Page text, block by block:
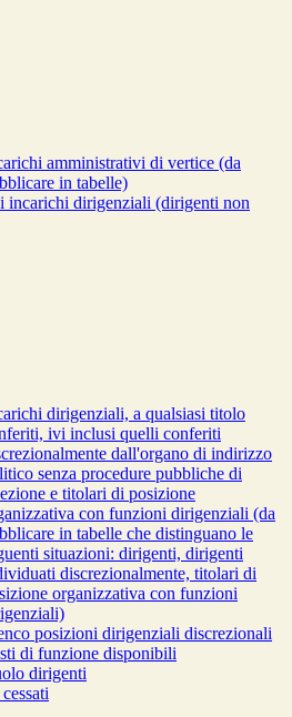
amministrativi di vertice (da
in tabelle)
incarichi dirigenziali (dirigenti non
dirigenziali, a qualsiasi titolo
ivi inclusi quelli conferiti
dall'organo di indirizzo
senza procedure pubbliche di
e titolari di posizione
con funzioni dirigenziali (da
in tabelle che distinguano le
situazioni: dirigenti, dirigenti
discrezionalmente, titolari di
organizzativa con funzioni
posizioni dirigenziali discrezionali
di funzione disponibili
dirigenti